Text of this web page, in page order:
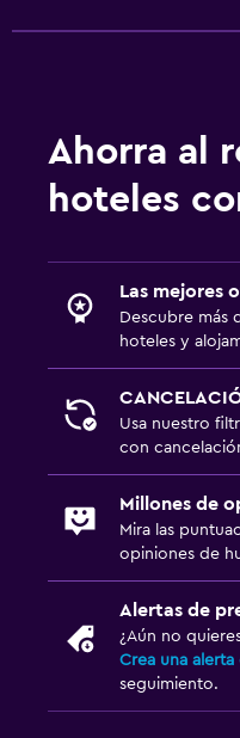
Ahorra al
hoteles
Las mejores
Descubre más
hoteles y
Usa nuestro
con
Millones de
Mira las
opiniones de
Alertas de
¿Aún no
Crea una
seguimiento.